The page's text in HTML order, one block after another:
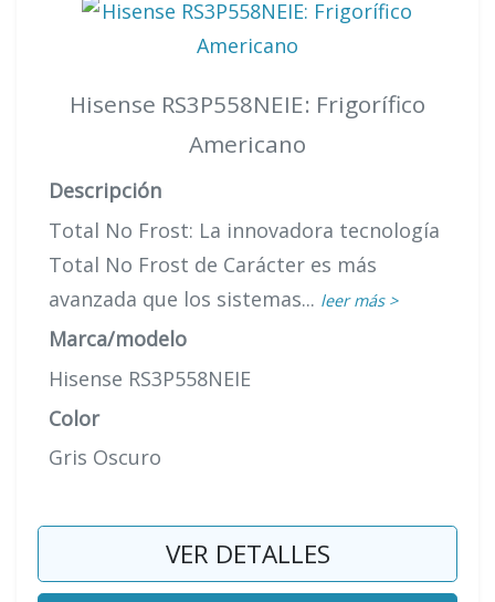
Hisense RS3P558NEIE: Frigorífico
Americano
Descripción
Total No Frost: La innovadora tecnología
Total No Frost de Carácter es más
avanzada que los sistemas... leer más >
Marca/modelo
Hisense RS3P558NEIE
Color
Gris Oscuro
VER DETALLES